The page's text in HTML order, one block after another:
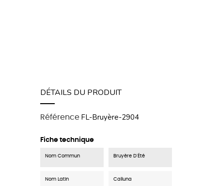
DÉTAILS DU PRODUIT
Référence FL-Bruyère-2904
Fiche technique
Nom Commun Bruyère D'Été
Nom Latin Calluna